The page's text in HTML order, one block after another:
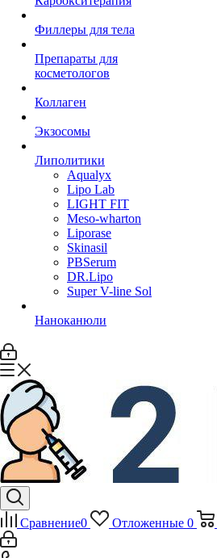
Филлеры для тела
Препараты для
косметологов
Коллаген
Экзосомы
Липолитики
Aqualyx
Lipo Lab
LIGHT FIT
Meso-wharton
Liporase
Skinasil
PBSerum
DR.Lipo
Super V-line Sol
Наноканюли
Сравнение0 Отложенные 0